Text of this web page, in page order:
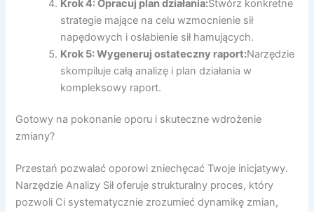
Krok 4: Opracuj plan działania:Stwórz konkretne
strategie mające na celu wzmocnienie sił
napędowych i osłabienie sił hamujących.
Krok 5: Wygeneruj ostateczny raport:Narzędzie
skompiluje całą analizę i plan działania w
kompleksowy raport.
Gotowy na pokonanie oporu i skuteczne wdrożenie
zmiany?
Przestań pozwalać oporowi zniechęcać Twoje inicjatywy.
Narzędzie Analizy Sił oferuje strukturalny proces, który
pozwoli Ci systematycznie zrozumieć dynamikę zmian,